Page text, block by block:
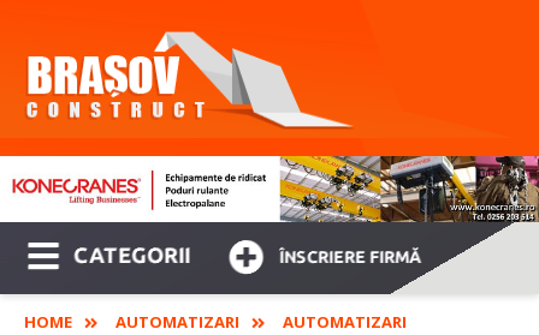
CATEGORII ÎNSCRIERE FIRMĂ
HOME AUTOMATIZARI
AUTOMATIZARI